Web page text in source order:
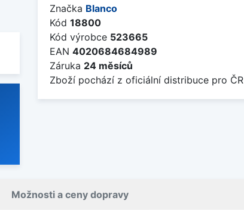
Značka Blanco
Kód 18800
Kód výrobce 523665
EAN 4020684684989
Záruka 24 měsíců
Zboží pochází z oficiální distribuce pro ČR
Možnosti a ceny dopravy